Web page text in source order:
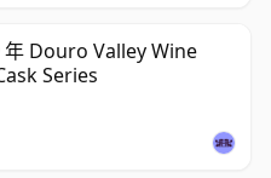
Douro Valley Wine
Series